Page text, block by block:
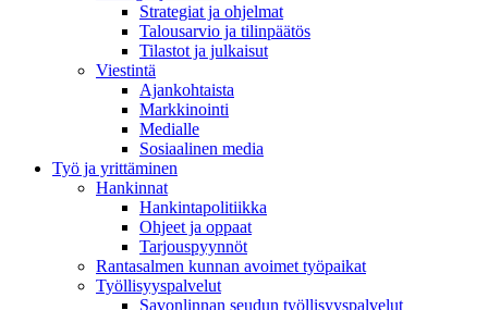
Strategiat ja ohjelmat
Talousarvio ja tilinpäätös
Tilastot ja julkaisut
Viestintä
Ajankohtaista
Markkinointi
Medialle
Sosiaalinen media
Työ ja yrittäminen
Hankinnat
Hankintapolitiikka
Ohjeet ja oppaat
Tarjouspyynnöt
Rantasalmen kunnan avoimet työpaikat
Työllisyyspalvelut
Savonlinnan seudun työllisyyspalvelut